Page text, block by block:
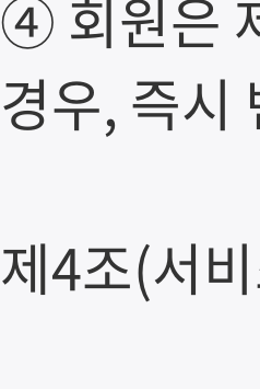
④ 회원은
경우, 즉시
제4조(서